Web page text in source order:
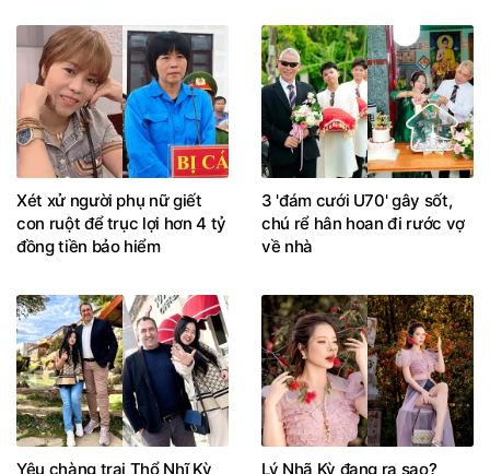
Xét xử người phụ nữ giết
con ruột để trục lợi hơn 4 tỷ
đồng tiền bảo hiểm
3 'đám cưới U70' gây sốt,
chú rể hân hoan đi rước vợ
về nhà
Yêu chàng trai Thổ Nhĩ Kỳ
Lý Nhã Kỳ đang ra sao?